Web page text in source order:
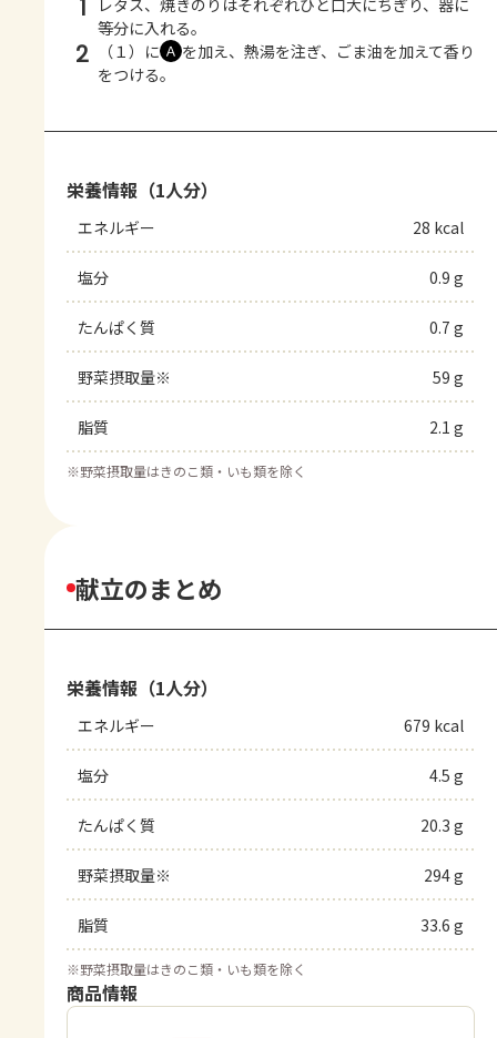
1
等分に入れる。
2 （１）に Ａ を加え、熱湯を注ぎ、ごま油を加えて香り
をつける。
栄養情報（1人分）
エネルギー 28 kcal
塩分 0.9 g
たんぱく質 0.7 g
野菜摂取量※ 59 g
脂質 2.1 g
※野菜摂取量はきのこ類・いも類を除く
献立のまとめ
栄養情報（1人分）
エネルギー 679 kcal
塩分 4.5 g
たんぱく質 20.3 g
野菜摂取量※ 294 g
脂質 33.6 g
※野菜摂取量はきのこ類・いも類を除く
商品情報